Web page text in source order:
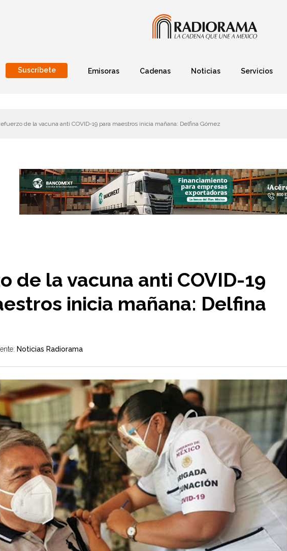
Suscríbete Emisoras Cadenas Noticias Servicios
de la vacuna anti COVID-19 para maestros inicia mañana: Delfina Gómez
de la vacuna anti COVID-19
inicia mañana: Delfina
Noticias Radiorama